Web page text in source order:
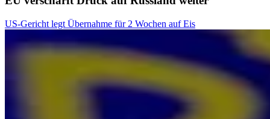
US-Gericht legt Übernahme für 2 Wochen auf Eis